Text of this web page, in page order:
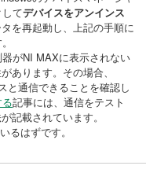
てデバイスをアンインス
を再起動し、上記の手順に
がNI MAXに表示されない
あります。その場合、
と通信できることを確認し
記事には、通信をテスト
記載されています。
るはずです。